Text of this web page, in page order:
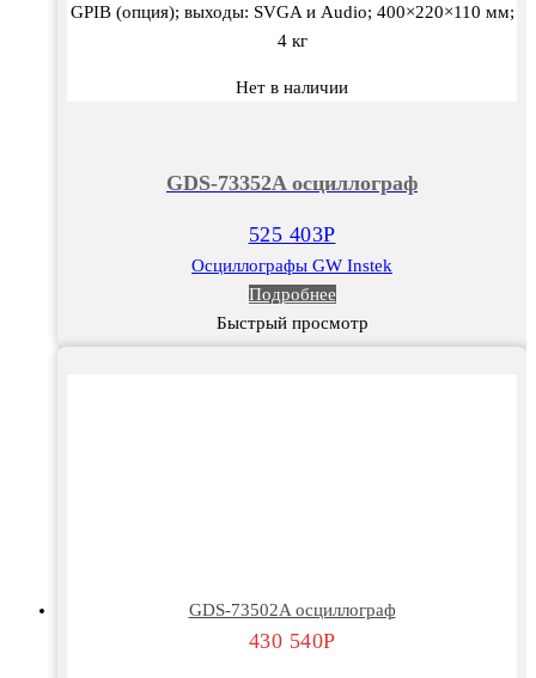
GPIB (опция); выходы: SVGA и Audio; 400×220×110 мм;
4 кг
Нет в наличии
GDS-73352A осциллограф
525 403Р
Осциллографы GW Instek
Подробнее
Быстрый просмотр
GDS-73502A осциллограф
430 540Р